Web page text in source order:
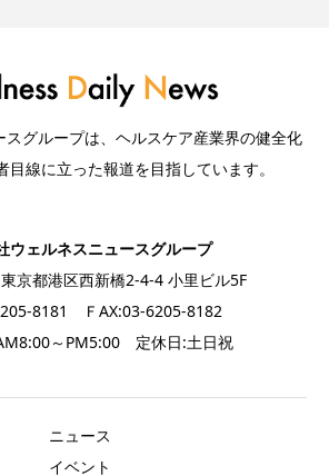
スグループは、ヘルスケア産業界の健全化
目線に立った報道を目指しています。
ウェルネスニュースグループ
京都港区西新橋2-4-4 小里ビル5F
8181 ＦAX:03-6205-8182
～PM5:00 定休日:土日祝
ニュース
イベント